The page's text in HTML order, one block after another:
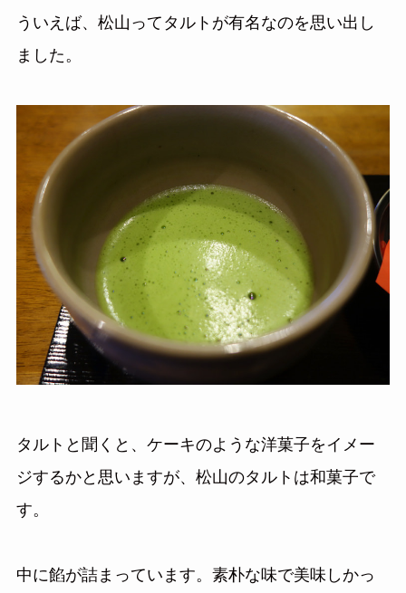
ういえば、松山ってタルトが有名なのを思い出し
ました。
タルトと聞くと、ケーキのような洋菓子をイメー
ジするかと思いますが、松山のタルトは和菓子で
す。
中に餡が詰まっています。素朴な味で美味しかっ